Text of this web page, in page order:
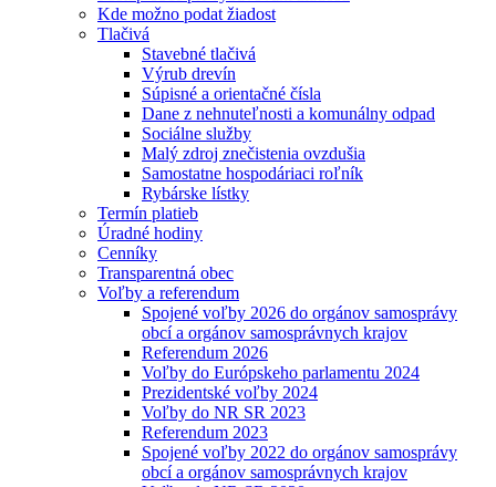
Kde možno podat žiadost
Tlačivá
Stavebné tlačivá
Výrub drevín
Súpisné a orientačné čísla
Dane z nehnuteľnosti a komunálny odpad
Sociálne služby
Malý zdroj znečistenia ovzdušia
Samostatne hospodáriaci roľník
Rybárske lístky
Termín platieb
Úradné hodiny
Cenníky
Transparentná obec
Voľby a referendum
Spojené voľby 2026 do orgánov samosprávy
obcí a orgánov samosprávnych krajov
Referendum 2026
Voľby do Európskeho parlamentu 2024
Prezidentské voľby 2024
Voľby do NR SR 2023
Referendum 2023
Spojené voľby 2022 do orgánov samosprávy
obcí a orgánov samosprávnych krajov